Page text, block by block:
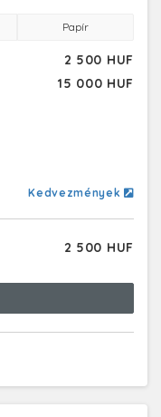
Papír
2 500 HUF
15 000 HUF
Kedvezmények
2 500 HUF